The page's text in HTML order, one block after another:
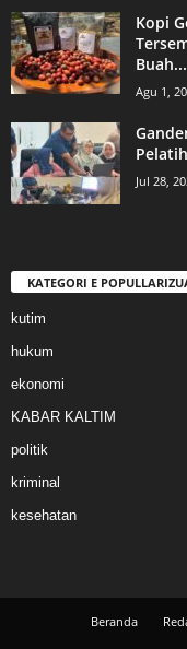
Kopi
Buah...
Agu 1,
Jul 28,
KATEGORI E
kutim
hukum
ekonomi
KABAR KALTIM
politik
kriminal
kesehatan
Beranda